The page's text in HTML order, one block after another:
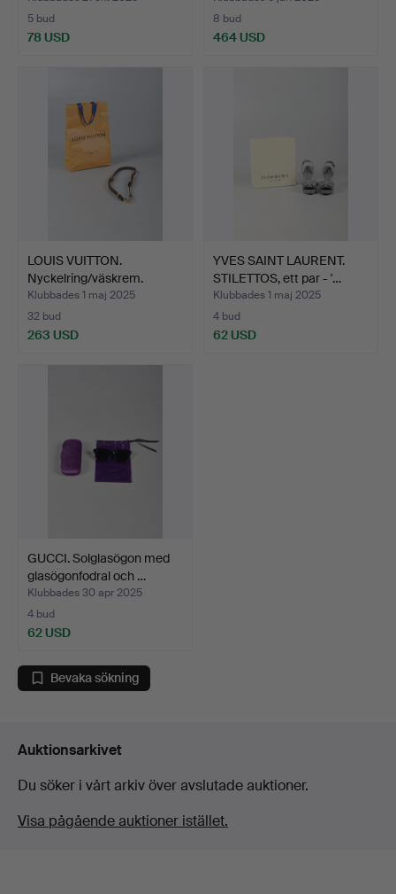
5 bud
78 USD
8 bud
464 USD
LOUIS VUITTON.
Nyckelring/väskrem.
Klubbades 1 maj 2025
32 bud
263 USD
YVES SAINT LAURENT.
STILETTOS, ett par - '…
Klubbades 1 maj 2025
4 bud
62 USD
GUCCI. Solglasögon med
glasögonfodral och …
Klubbades 30 apr 2025
4 bud
62 USD
Bevaka sökning
Auktionsarkivet
Du söker i vårt arkiv över avslutade auktioner.
Visa pågående auktioner istället.